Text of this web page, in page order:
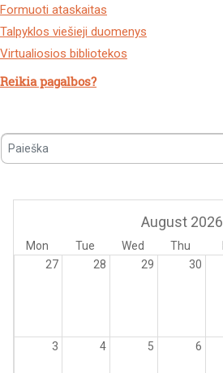
Formuoti ataskaitas
Talpyklos viešieji duomenys
Virtualiosios bibliotekos
Reikia pagalbos?
Paieška
August 2026
Mon Tue Wed Thu
27
28 29 30
3 4 5 6